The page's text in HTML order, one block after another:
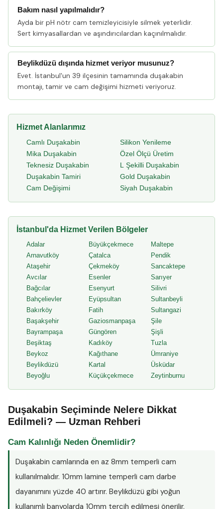
Bakım nasıl yapılmalıdır?
Ayda bir pH nötr cam temizleyicisiyle silmek yeterlidir.
Sert kimyasallardan ve aşındırıcılardan kaçınılmalıdır.
Beylikdüzü dışında hizmet veriyor musunuz?
Evet. İstanbul'un 39 ilçesinin tamamında duşakabin
montajı, tamir ve cam değişimi hizmeti veriyoruz.
Hizmet Alanlarımız
Camlı Duşakabin
Mika Duşakabin
Teknesiz Duşakabin
Duşakabin Tamiri
Cam Değişimi
Silikon Yenileme
Özel Ölçü Üretim
L Şekilli Duşakabin
Gold Duşakabin
Siyah Duşakabin
İstanbul'da Hizmet Verilen Bölgeler
Adalar
Arnavutköy
Ataşehir
Avcılar
Bağcılar
Bahçelievler
Bakırköy
Başakşehir
Bayrampaşa
Beşiktaş
Beykoz
Beylikdüzü
Beyoğlu
Büyükçekmece
Çatalca
Çekmeköy
Esenler
Esenyurt
Eyüpsultan
Fatih
Gaziosmanpaşa
Güngören
Kadıköy
Kağıthane
Kartal
Küçükçekmece
Maltepe
Pendik
Sancaktepe
Sarıyer
Silivri
Sultanbeyli
Sultangazi
Şile
Şişli
Tuzla
Ümraniye
Üsküdar
Zeytinburnu
Duşakabin Seçiminde Nelere Dikkat
Edilmeli? — Uzman Rehberi
Cam Kalınlığı Neden Önemlidir?
Duşakabin camlarında en az 8mm temperli cam
kullanılmalıdır. 10mm lamine temperli cam darbe
dayanımını yüzde 40 artırır. Beylikdüzü gibi yoğun
kullanımlı banyolarda 10mm tercih edilmesi önerilir.